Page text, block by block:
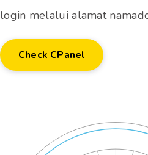
login melalui alamat
Check CPanel